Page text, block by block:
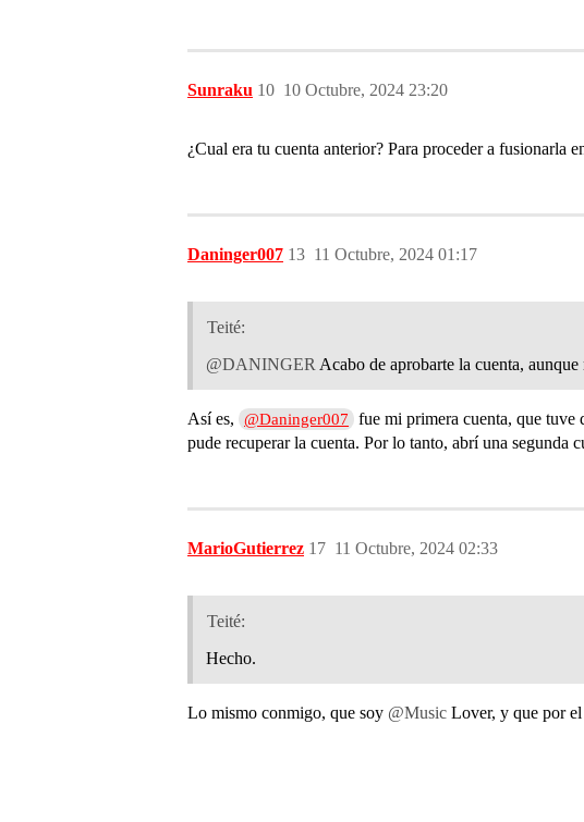
Sunraku 10 Octubre, 2024 23:20
10
¿Cual era tu cuenta anterior? Para proceder a fusionarla
Daninger007 11 Octubre, 2024 01:17
13
Teité:
@DANINGER Acabo de aprobarte la cuenta,
Así es, @Daninger007
fue mi primera cuenta, que tuve
pude recuperar la cuenta. Por lo tanto, abrí una segunda
MarioGutierrez 11 Octubre, 2024 02:33
17
Teité:
Hecho.
Lo mismo conmigo, que soy @Music Lover, y que por el